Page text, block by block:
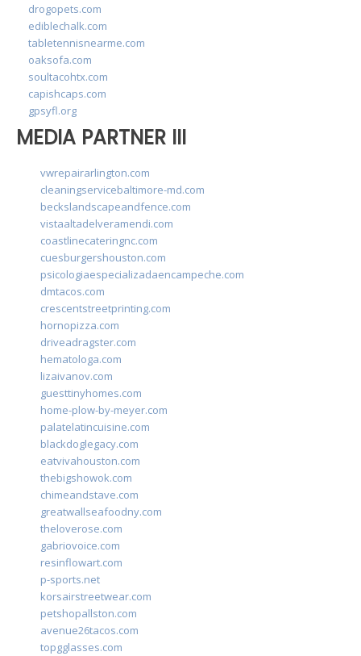
drogopets.com
ediblechalk.com
tabletennisnearme.com
oaksofa.com
soultacohtx.com
capishcaps.com
gpsyfl.org
MEDIA PARTNER III
vwrepairarlington.com
cleaningservicebaltimore-md.com
beckslandscapeandfence.com
vistaaltadelveramendi.com
coastlinecateringnc.com
cuesburgershouston.com
psicologiaespecializadaencampeche.com
dmtacos.com
crescentstreetprinting.com
hornopizza.com
driveadragster.com
hematologa.com
lizaivanov.com
guesttinyhomes.com
home-plow-by-meyer.com
palatelatincuisine.com
blackdoglegacy.com
eatvivahouston.com
thebigshowok.com
chimeandstave.com
greatwallseafoodny.com
theloverose.com
gabriovoice.com
resinflowart.com
p-sports.net
korsairstreetwear.com
petshopallston.com
avenue26tacos.com
topgglasses.com